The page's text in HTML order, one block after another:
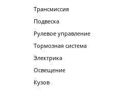
Трансмиссия
Подвеска
Рулевое управление
Тормозная система
Электрика
Освещение
Кузов